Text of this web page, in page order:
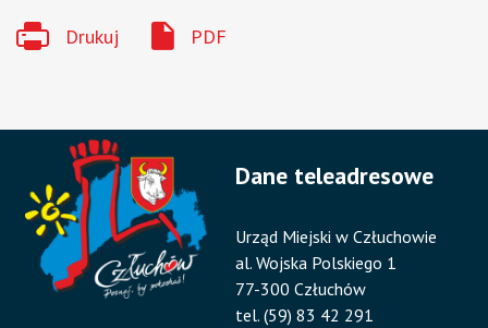
Drukuj PDF
Dane teleadresowe
Urząd Miejski w Człuchowie
al. Wojska Polskiego 1
77-300 Człuchów
tel. (59) 83 42 291